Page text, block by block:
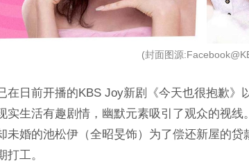
(封面图源
在日前开播的KBS Joy新剧《今天也很抱歉》
实生活有趣剧情，幽默元素吸引了观众的视线
未婚的池松伊（全昭旻饰）为了偿还新屋的
打工。